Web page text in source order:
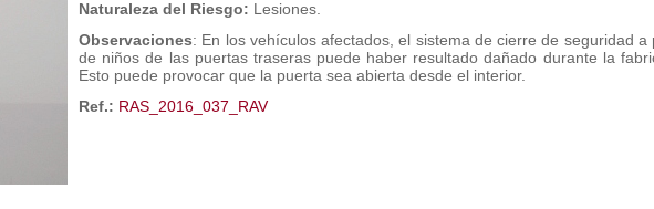
Naturaleza del Riesgo: Lesiones.
Observaciones: En los vehículos afectados, el sistema de cierre de seguridad a
de niños de las puertas traseras puede haber resultado dañado durante la
Esto puede provocar que la puerta sea abierta desde el interior.
Ref.: RAS_2016_037_RAV